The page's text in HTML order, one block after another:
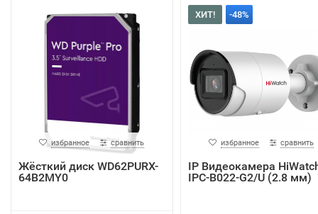
избранное сравнить
Жёсткий диск WD62PURX-
64B2MY0
ХИТ! -48%
избранное сравнить
IP Видеокамера
IPC-B022-G2/U (2.8 мм)